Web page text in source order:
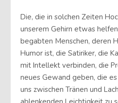
Die, die in solchen Zeiten
unserem Gehirn etwas
begabten Menschen, deren
Humor ist, die Satiriker, die
mit Intellekt verbinden, die
neues Gewand geben, die
uns zwischen Tränen und